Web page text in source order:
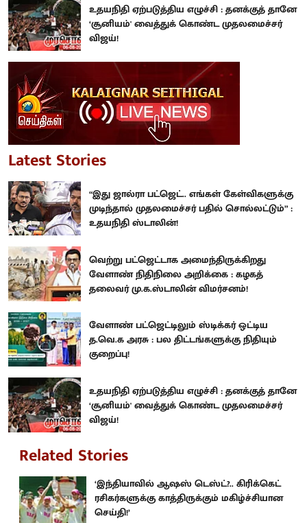
உதயநிதி ஏற்படுத்திய எழுச்சி : தனக்குத் தானே
‘சூனியம்' வைத்துக் கொண்ட முதலமைச்சர்
விஜய்!
Latest Stories
“இது ஜால்ரா பட்ஜெட்.. எங்கள் கேள்விகளுக்கு
முடிந்தால் முதலமைச்சர் பதில் சொல்லட்டும்” :
உதயநிதி ஸ்டாலின்!
வெற்று பட்ஜெட்டாக அமைந்திருக்கிறது
வேளாண் நிதிநிலை அறிக்கை : கழகத்
தலைவர் மு.க.ஸ்டாலின் விமர்சனம்!
வேளாண் பட்ஜெட்டிலும் ஸ்டிக்கர் ஒட்டிய
த.வெ.க அரசு : பல திட்டங்களுக்கு நிதியும்
குறைப்பு!
உதயநிதி ஏற்படுத்திய எழுச்சி : தனக்குத் தானே
‘சூனியம்' வைத்துக் கொண்ட முதலமைச்சர்
விஜய்!
Related Stories
‘இந்தியாவில் ஆஷஸ் டெஸ்ட்?.. கிரிக்கெட்
ரசிகர்களுக்கு காத்திருக்கும் மகிழ்ச்சியான
செய்தி!’